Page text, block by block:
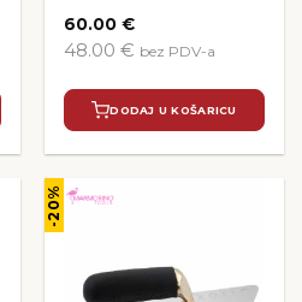
60.00€
48.00 € bez PDV-a
DODAJ U KOŠARICU
-20%